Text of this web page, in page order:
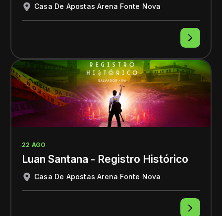
Casa De Apostas Arena Fonte Nova
22 AGO
Luan Santana - Registro Histórico
Casa De Apostas Arena Fonte Nova